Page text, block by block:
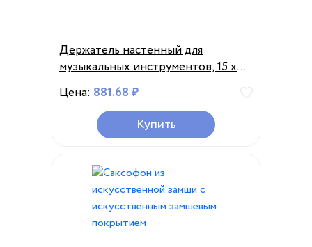
Держатель настенный для
музыкальных инструментов, 15 х7,
5 см
Цена: 881.68 ₽
Купить